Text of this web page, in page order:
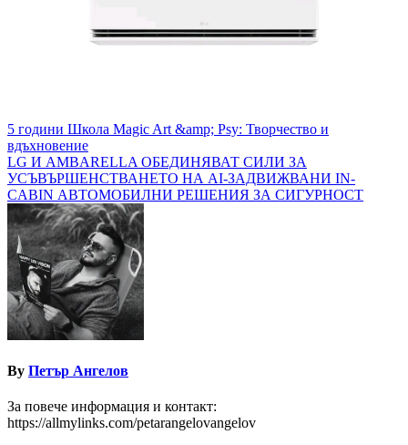
Навигация
5 години Школа Magic Art &amp; Psy: Творчество и
вдъхновение
LG И AMBARELLA ОБЕДИНЯВАТ СИЛИ ЗА
УСЪВЪРШЕНСТВАНЕТО НА AI-ЗАДВИЖВАНИ IN-
CABIN АВТОМОБИЛНИ РЕШЕНИЯ ЗА СИГУРНОСТ
By Петър Ангелов
За повече информация и контакт:
https://allmylinks.com/petarangelovangelov